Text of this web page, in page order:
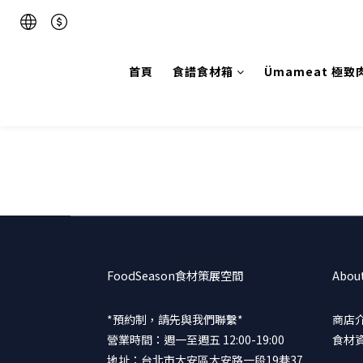
首頁 食譜食材箱 Ümameat 極致
FoodSeason食材策展空間
*預約制，請先與我們聯繫*
營業時間：週一至週五 12:00-19:00
商店
食材